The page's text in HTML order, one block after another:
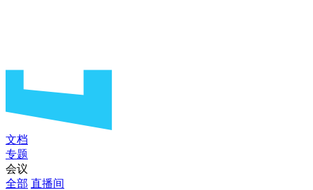
文档
专题
会议
全部 直播间